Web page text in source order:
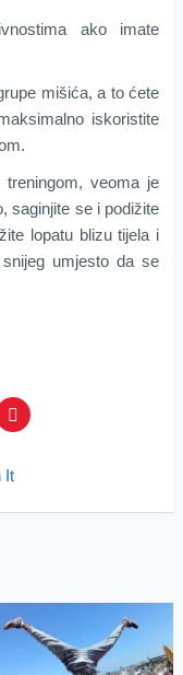
ako imate
mišića, a to ćete
iskoristite
veoma je
saginjite se i podižite
lopatu blizu tijela i
umjesto da se
It